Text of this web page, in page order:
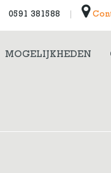
0591 381588
MOGELIJKHEDEN